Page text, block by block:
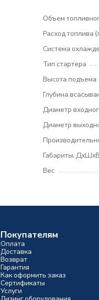
Объем
Расход топлива
Система
Тип стартера
Высота подъема
Глубина
Диаметр
Диаметр
Габариты, ДхШхВ
Вес
Покупателям
Оплата
Доставка
Возврат
Гарантия
Как оформить заказ
Сертификаты
Услуги
Лизинг оборудования